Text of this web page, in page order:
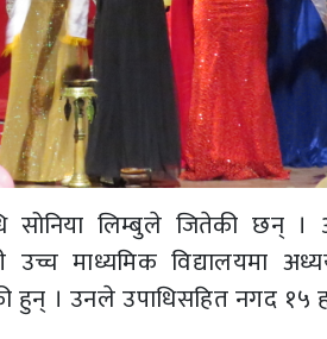
सोनिया लिम्बुले जितेकी छन् ।
उच्च माध्यमिक विद्यालयमा
हुन् । उनले उपाधिसहित नगद १५